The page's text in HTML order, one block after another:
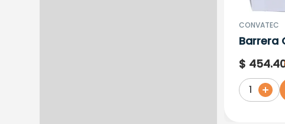
CONVATEC
Barrera
Natura
Rf 41357
$ 454.
1